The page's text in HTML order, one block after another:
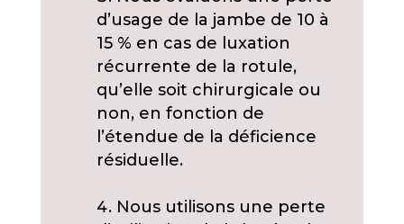
d’usage de la jambe de 10 à
15 % en cas de luxation
récurrente de la rotule,
qu’elle soit chirurgicale ou
non, en fonction de
l’étendue de la déficience
résiduelle.
Nous utilisons une perte